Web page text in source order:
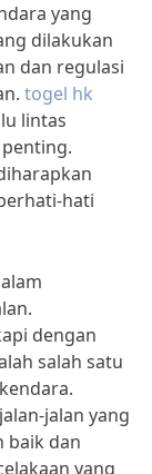
yang
dilakukan
dan regulasi
togel hk
lintas
hati
dengan
salah satu
jalan yang
baik dan
yang